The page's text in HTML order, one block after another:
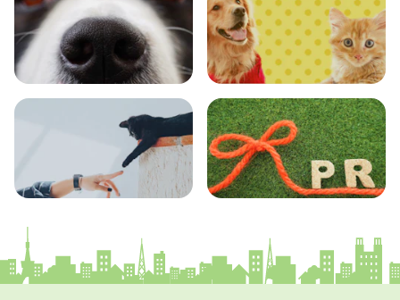
エンタメ クイズ